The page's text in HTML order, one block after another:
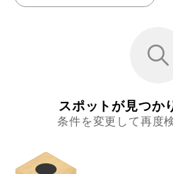
スポットが見つか
条件を変更して再度